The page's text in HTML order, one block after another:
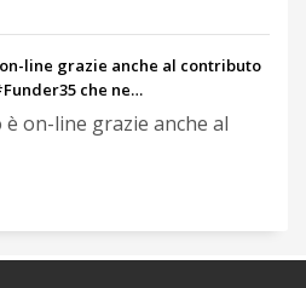
line grazie anche al contributo
che ne…
on-line grazie anche al